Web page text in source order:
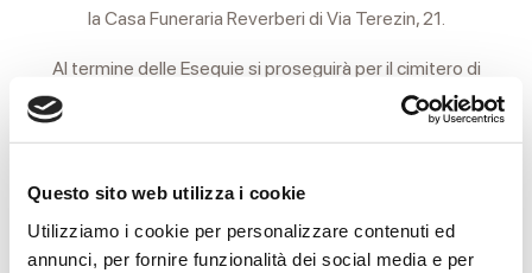
Questo sito web utilizza i cookie
Utilizziamo i cookie per personalizzare contenuti ed
annunci, per fornire funzionalità dei social media e per
la Casa Funeraria Reverberi di Via Terezin, 21.
Al termine delle Esequie si proseguirà per il cimitero di
cerimonia.
Reggio Emilia, 29 Aprile 2023